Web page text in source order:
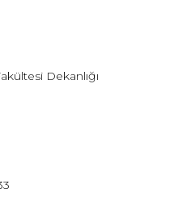
Dekanlığı